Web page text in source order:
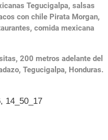
Tegucigalpa, salsas
con chile Pirata Morgan,
comida mexicana
200 metros adelante del
Tegucigalpa, Honduras.